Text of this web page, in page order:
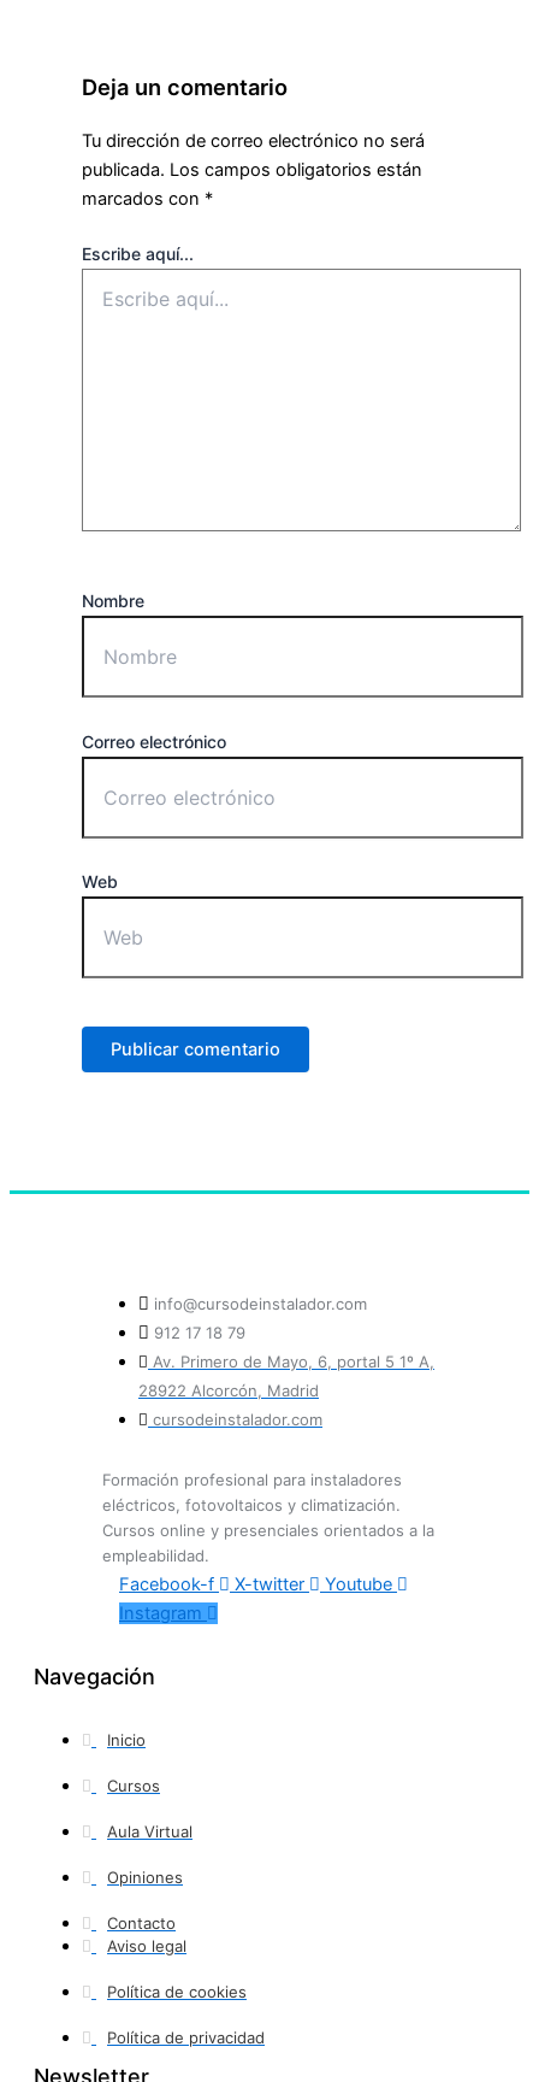
Deja un comentario
Tu dirección de correo electrónico no será
publicada. Los campos obligatorios están
marcados con *
Escribe aquí...
Nombre
Correo electrónico
Web
info@cursodeinstalador.com
912 17 18 79
Av. Primero de Mayo, 6, portal 5 1º A,
28922 Alcorcón, Madrid
cursodeinstalador.com
Formación profesional para instaladores
eléctricos, fotovoltaicos y climatización.
Cursos online y presenciales orientados a la
empleabilidad.
Facebook-f X-twitter
Youtube
Instagram
Navegación
Inicio
Cursos
Aula Virtual
Opiniones
Contacto
Aviso legal
Política de cookies
Política de privacidad
Newsletter